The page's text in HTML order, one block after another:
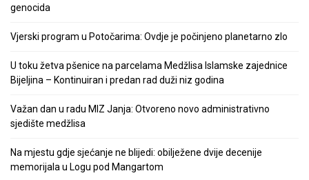
genocida
Vjerski program u Potočarima: Ovdje je počinjeno planetarno zlo
U toku žetva pšenice na parcelama Medžlisa Islamske zajednice
Bijeljina – Kontinuiran i predan rad duži niz godina
Važan dan u radu MIZ Janja: Otvoreno novo administrativno
sjedište medžlisa
Na mjestu gdje sjećanje ne blijedi: obilježene dvije decenije
memorijala u Logu pod Mangartom